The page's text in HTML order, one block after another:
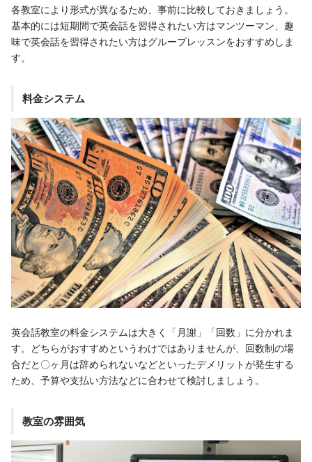
各教室により形式が異なるため、事前に比較しておきましょう。
基本的には短期間で英会話を習得されたい方はマンツーマン、趣
味で英会話を習得されたい方はグループレッスンをおすすめしま
す。
料金システム
英会話教室の料金システムは大きく「月謝」「回数」に分かれま
す。どちらがおすすめというわけではありませんが、回数制の場
合だと〇ヶ月は辞められないなどといったデメリットが発生する
ため、予算や支払い方法などに合わせて検討しましょう。
教室の雰囲気